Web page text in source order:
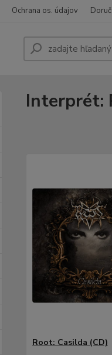
Ochrana os. údajov
Interprét:
Root: Casilda (CD)